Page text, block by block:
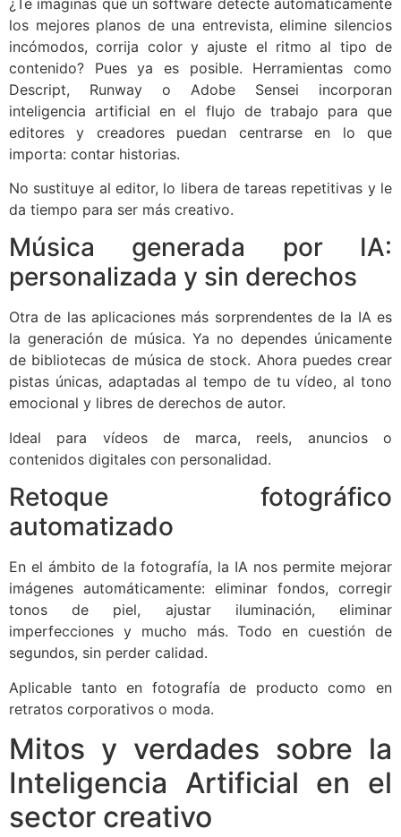
los mejores planos de una entrevista, elimine silencios
incómodos, corrija color y ajuste el ritmo al tipo de
contenido? Pues ya es posible. Herramientas como
Descript, Runway o Adobe Sensei incorporan
inteligencia artificial en el flujo de trabajo para que
editores y creadores puedan centrarse en lo que
importa: contar historias.
No sustituye al editor, lo libera de tareas repetitivas y le
da tiempo para ser más creativo.
Música generada por IA:
personalizada y sin derechos
Otra de las aplicaciones más sorprendentes de la IA es
la generación de música. Ya no dependes únicamente
de bibliotecas de música de stock. Ahora puedes crear
pistas únicas, adaptadas al tempo de tu vídeo, al tono
emocional y libres de derechos de autor.
Ideal para vídeos de marca, reels, anuncios o
contenidos digitales con personalidad.
Retoque fotográfico
automatizado
En el ámbito de la fotografía, la IA nos permite mejorar
imágenes automáticamente: eliminar fondos, corregir
tonos de piel, ajustar iluminación, eliminar
imperfecciones y mucho más. Todo en cuestión de
segundos, sin perder calidad.
Aplicable tanto en fotografía de producto como en
retratos corporativos o moda.
Mitos y verdades sobre la
Inteligencia Artificial en el
sector creativo